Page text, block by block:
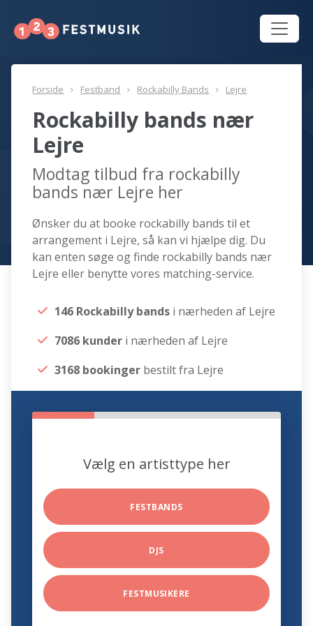
Forside Festband Rockabilly Bands Lejre
Rockabilly bands nær
Lejre
Modtag tilbud fra rockabilly
bands nær Lejre her
Ønsker du at booke rockabilly bands til et
arrangement i Lejre, så kan vi hjælpe dig. Du
kan enten søge og finde rockabilly bands nær
Lejre eller benytte vores matching-service.
146 Rockabilly bands i nærheden af Lejre
7086 kunder i nærheden af Lejre
3168 bookinger bestilt fra Lejre
Vælg en artisttype her
FESTBANDS
DJS
FESTMUSIKERE